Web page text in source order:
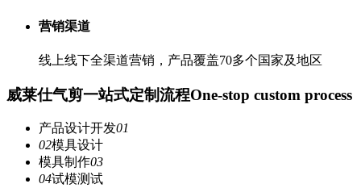
营销渠道
线上线下全渠道营销，产品覆盖70多个国家及地区
威莱仕气剪一站式定制流程One-stop custom process
产品设计开发01
02模具设计
模具制作03
04试模测试